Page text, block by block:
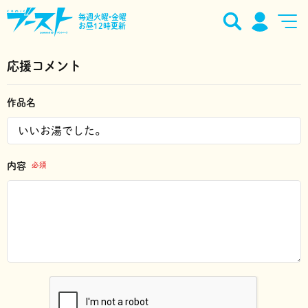
毎週火曜•金曜
お昼12時更新
応援コメント
作品名
内容